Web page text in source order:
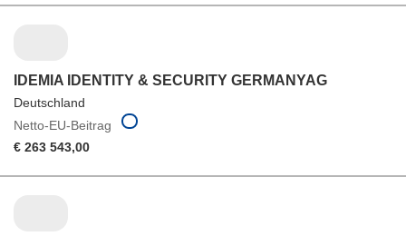
IDEMIA IDENTITY & SECURITY GERMANYAG
Deutschland
Netto-EU-Beitrag
€ 263 543,00